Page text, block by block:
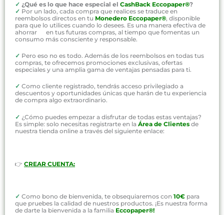
✓ ¿Qué es lo que hace especial el CashBack Eccopaper®?
✓ Por un lado, cada compra que realices se traduce en
reembolsos directos en tu Monedero Eccopaper®, disponible
para que lo utilices cuando lo desees. Es una manera efectiva de
ahorrar en tus futuras compras, al tiempo que fomentas un
consumo más consciente y responsable.
✓ Pero eso no es todo. Además de los reembolsos en todas tus
compras, te ofrecemos promociones exclusivas, ofertas
especiales y una amplia gama de ventajas pensadas para ti.
✓ Como cliente registrado, tendrás acceso privilegiado a
descuentos y oportunidades únicas que harán de tu experiencia
de compra algo extraordinario.
✓ ¿Cómo puedes empezar a disfrutar de todas estas ventajas?
Es simple: solo necesitas registrarte en la Área de Clientes de
nuestra tienda online a través del siguiente enlace:
👉 CREAR CUENTA:
✓ Como bono de bienvenida, te obsequiaremos con 10€ para
que pruebes la calidad de nuestros productos. ¡Es nuestra forma
de darte la bienvenida a la familia Eccopaper®!